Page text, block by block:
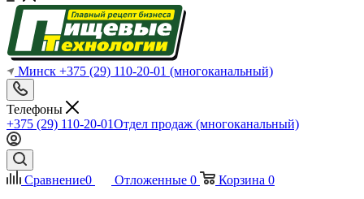
Минск +375 (29) 110-20-01 (многоканальный)
Телефоны
+375 (29) 110-20-01Отдел продаж (многоканальный)
Сравнение0 Отложенные 0 Корзина 0